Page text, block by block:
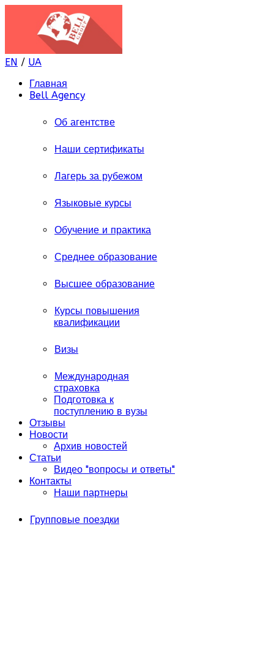
EN / UA
Главная
Bell Agency
Об агентстве
Наши сертификаты
Лагерь за рубежом
Языковые курсы
Обучение и практика
Среднее образование
Высшее образование
Курсы повышения
квалификации
Визы
Международная
страховка
Подготовка к
поступлению в вузы
Отзывы
Новости
Архив новостей
Статьи
Видео "вопросы и ответы"
Контакты
Наши партнеры
Групповые поездки